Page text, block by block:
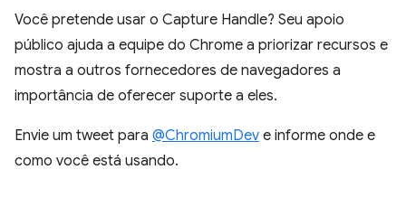
Você pretende usar o Capture Handle? Seu apoio
público ajuda a equipe do Chrome a priorizar recursos e
mostra a outros fornecedores de navegadores a
importância de oferecer suporte a eles.
Envie um tweet para @ChromiumDev e informe onde e
como você está usando.